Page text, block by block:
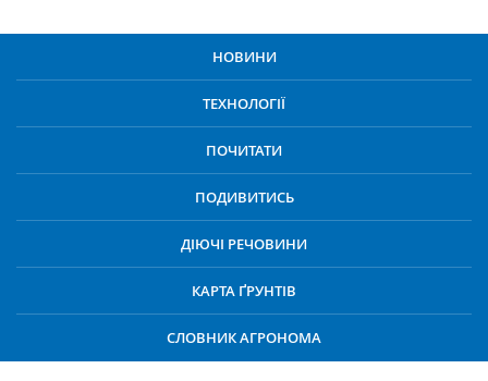
НОВИНИ
ТЕХНОЛОГІЇ
ПОЧИТАТИ
ПОДИВИТИСЬ
ДІЮЧІ РЕЧОВИНИ
КАРТА ҐРУНТІВ
СЛОВНИК АГРОНОМА